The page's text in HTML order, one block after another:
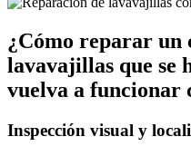
¿Cómo reparar un
lavavajillas que se
vuelva a funcionar
Inspección visual y